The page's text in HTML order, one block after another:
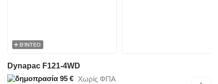
ΒΊΝΤΕΟ
Dynapac F121-4WD
95 € Χωρίς ΦΠΑ